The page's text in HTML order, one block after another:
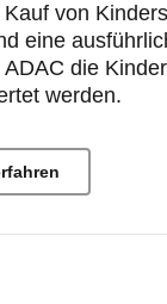
von
eine
die
werden.